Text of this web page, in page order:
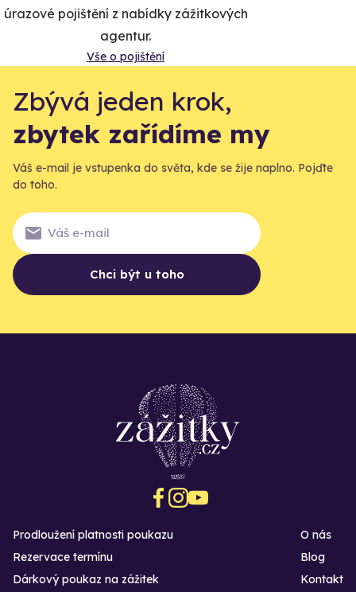
úrazové pojištění z nabídky zážitkových
agentur.
Vše o pojištění
Zbývá jeden krok,
zbytek zařídíme my
Váš e-mail je vstupenka do světa, kde se žije naplno. Pojďte
do toho.
Chci být u toho
Prodloužení platnosti poukazu
Rezervace termínu
Dárkový poukaz na zážitek
O nás
Blog
Kontakt